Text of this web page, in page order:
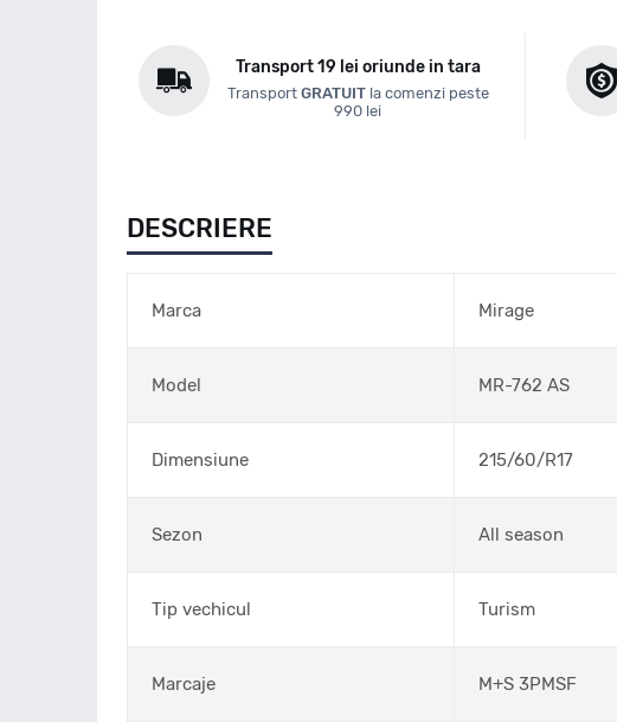
Transport 19 lei oriunde in tara
Transport GRATUITla comenzi peste
990 lei
DESCRIERE
Marca Mirage
Model MR-762 AS
Dimensiune 215/60/R17
Sezon All season
Tip vechicul Turism
Marcaje M+S 3PMSF